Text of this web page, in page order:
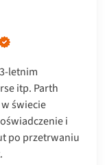
letnim
itp. Parth
świecie
i
po przetrwaniu